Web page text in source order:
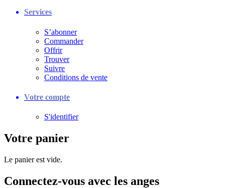
Services
S’abonner
Commander
Offrir
Trouver
Suivre
Conditions de vente
Votre compte
S'identifier
Votre panier
Le panier est vide.
Connectez-vous avec les anges